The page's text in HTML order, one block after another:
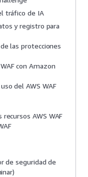
tráfico de IA
y registro para
las protecciones
con Amazon
del AWS WAF
recursos AWS WAF
de seguridad de